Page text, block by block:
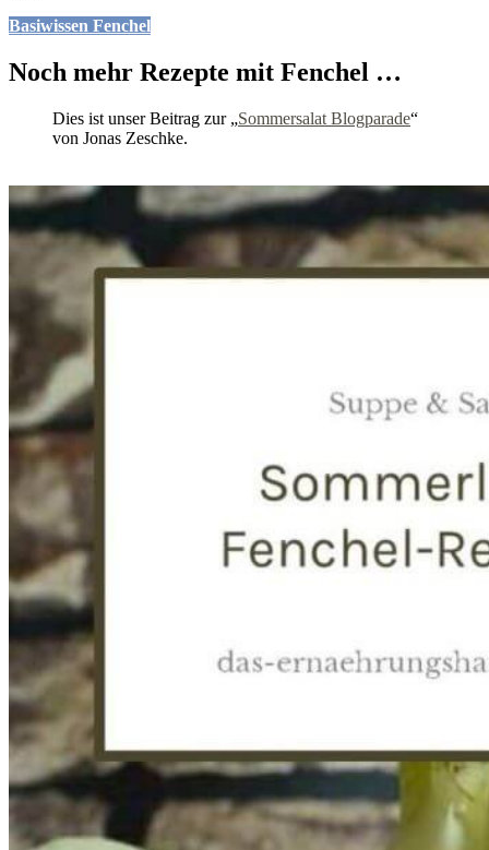
Basiwissen Fenchel
Noch mehr Rezepte mit Fenchel …
Dies ist unser Beitrag zur „Sommersalat Blogparade“
von Jonas Zeschke.